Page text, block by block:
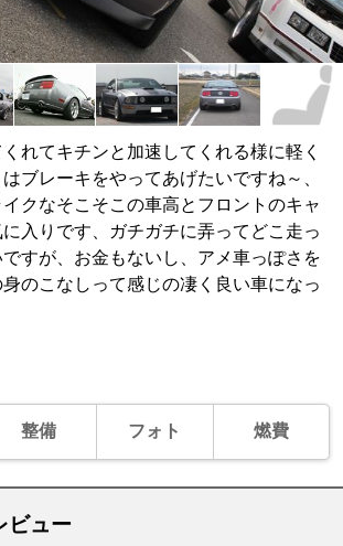
れてキチンと加速してくれる様に軽く
ブレーキをやってあげたいですね～、
クなそこそこの車高とフロントのキャ
入りです、ガチガチに弄ってどこ走っ
すが、お金もないし、アメ車っぽさを
のこなしって感じの凄く良い車になっ
整備 フォト 燃費
ビュー